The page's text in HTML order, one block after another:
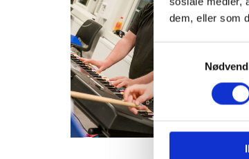
dem, eller som
Samtykkevalg